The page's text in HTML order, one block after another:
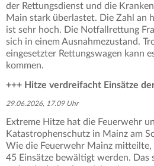
der Rettungsdienst und die
Main stark überlastet. Die Zahl an
ist sehr hoch. Die Notfallrettung
sich in einem Ausnahmezustand.
eingesetzter Rettungswagen kann
kommen.
+++ Hitze verdreifacht Einsätze
29.06.2026, 17.09 Uhr
Extreme Hitze hat die Feuerwehr
Katastrophenschutz in Mainz am
Wie die Feuerwehr Mainz
45 Einsätze bewältigt werden. Das